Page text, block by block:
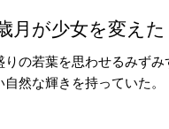
月が少女を変えた
の若葉を思わせるみずみ
然な輝きを持っていた。